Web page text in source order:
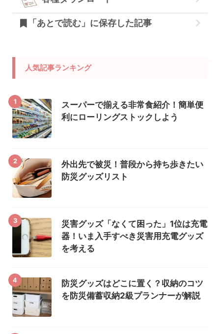
「あとで読む」に保存した記事
人気記事ランキング
1
スーパーで揃える非常食紹介！簡単便
利にローリングストックしよう
2
外出先で被災！普段から持ち歩きたい
防災グッズリスト
3
災害グッズ「なくて困った」1位は充電
器！いま入手すべき災害用充電グッズ
を考える
4
防災グッズはどこに置く？収納のコツ
を防災備蓄収納2級プランナーが解説